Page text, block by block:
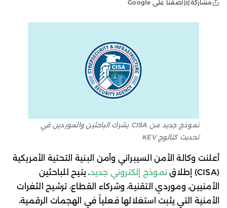
مشاركة أضفنا على Google
نموذج جديد من CISA يشرك الباحثين والموردين في
تحديث كتالوج KEV
أعلنت وكالة الأمن السيبراني وأمن البنية التحتية الأمريكية
(CISA) إطلاق
نموذج إلكتروني جديد، يتيح للباحثين
الأمنيين، وموردي التقنية، وشركاء القطاع، ترشيح الثغرات
الأمنية التي يثبت استغلالها فعلياً في الهجمات الرقمية،